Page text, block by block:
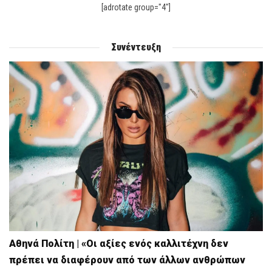
[adrotate group="4"]
Συνέντευξη
Αθηνά Πολίτη | «Οι αξίες ενός καλλιτέχνη δεν
πρέπει να διαφέρουν από των άλλων ανθρώπων